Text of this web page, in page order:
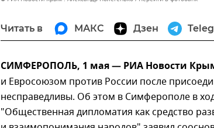
Читать в МАКС Дзен
СИМФЕРОПОЛЬ, 1 мая — РИА Новости
и Евросоюзом против России после
несправедливы. Об этом в Симферополе в
"Общественная дипломатия как средство